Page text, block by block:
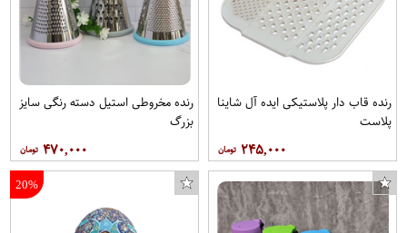
رنده قاب دار پلاستیکی ایده آل شاینا
پلاست
۲۴۵,۰۰۰
رنده مخروطی استیل دسته رنگی سایز
بزرگ
۴۷۰,۰۰۰
20%